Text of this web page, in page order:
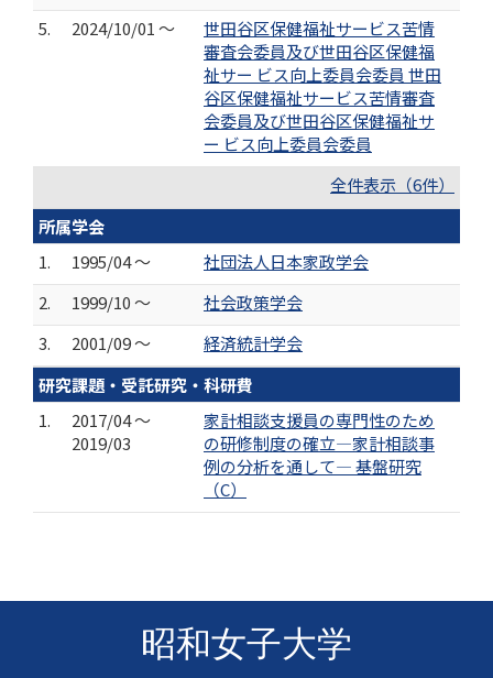
5.
2024/10/01 ～
世田谷区保健福祉サービス苦情
審査会委員及び世田谷区保健福
祉サー ビス向上委員会委員 世田
谷区保健福祉サービス苦情審査
会委員及び世田谷区保健福祉サ
ー ビス向上委員会委員
全件表示（6件）
所属学会
1.
1995/04 ～
社団法人日本家政学会
2.
1999/10 ～
社会政策学会
3.
2001/09 ～
経済統計学会
研究課題・受託研究・科研費
1.
2017/04 ～
2019/03
家計相談支援員の専門性のため
の研修制度の確立―家計相談事
例の分析を通して― 基盤研究
（C）
昭和女子大学